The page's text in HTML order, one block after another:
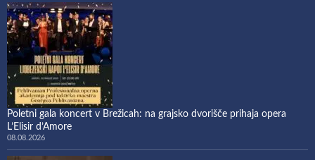
Poletni gala koncert v Brežicah: na grajsko dvorišče prihaja opera
L’Elisir d’Amore
08.08.2026